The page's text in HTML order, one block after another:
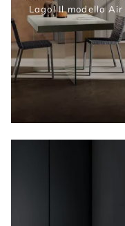
Lago! Il modello